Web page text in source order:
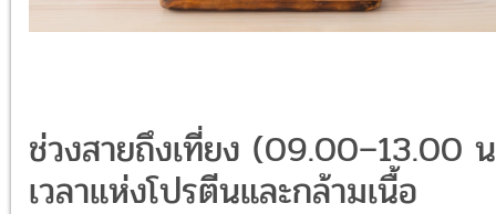
ช่วงสายถึงเที่ยง (09.00–13.00
เวลาแห่งโปรตีนและกล้ามเนื้อ